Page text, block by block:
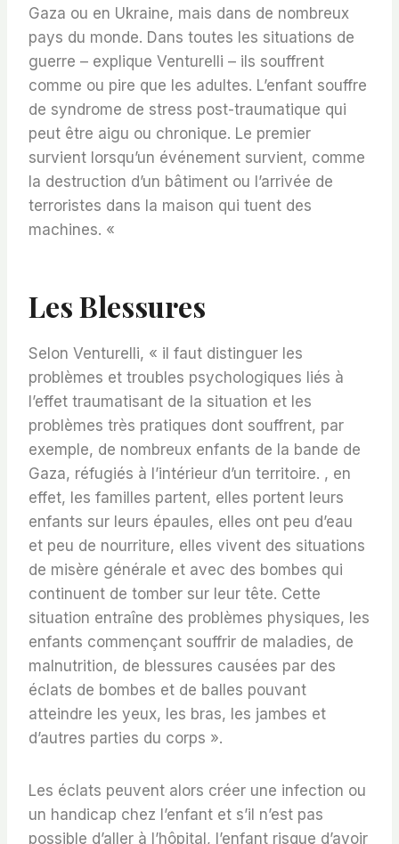
Gaza ou en Ukraine, mais dans de nombreux
pays du monde. Dans toutes les situations de
guerre – explique Venturelli – ils souffrent
comme ou pire que les adultes. L’enfant souffre
de syndrome de stress post-traumatique qui
peut être aigu ou chronique. Le premier
survient lorsqu’un événement survient, comme
la destruction d’un bâtiment ou l’arrivée de
terroristes dans la maison qui tuent des
machines. «
Les Blessures
Selon Venturelli, « il faut distinguer les
problèmes et troubles psychologiques liés à
l’effet traumatisant de la situation et les
problèmes très pratiques dont souffrent, par
exemple, de nombreux enfants de la bande de
Gaza, réfugiés à l’intérieur d’un territoire. , en
effet, les familles partent, elles portent leurs
enfants sur leurs épaules, elles ont peu d’eau
et peu de nourriture, elles vivent des situations
de misère générale et avec des bombes qui
continuent de tomber sur leur tête. Cette
situation entraîne des problèmes physiques, les
enfants commençant souffrir de maladies, de
malnutrition, de blessures causées par des
éclats de bombes et de balles pouvant
atteindre les yeux, les bras, les jambes et
d’autres parties du corps ».
Les éclats peuvent alors créer une infection ou
un handicap chez l’enfant et s’il n’est pas
possible d’aller à l’hôpital, l’enfant risque d’avoir